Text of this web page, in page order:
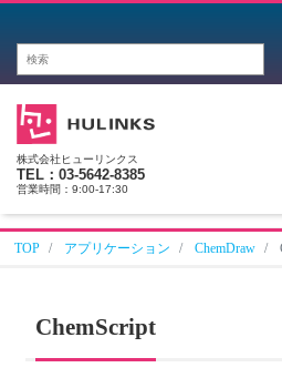
株式会社ヒューリンクス
TEL：03-5642-8385
営業時間：9:00-17:30
TOP アプリケーション ChemDraw
ChemScript